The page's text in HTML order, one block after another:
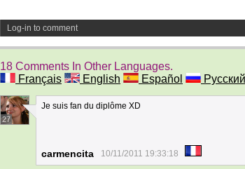
Log-in to comment
18 Comments In Other Languages.
Français
English Español Русский
27
Je suis fan du diplôme XD
carmencita 10/11/2011 19:33:18